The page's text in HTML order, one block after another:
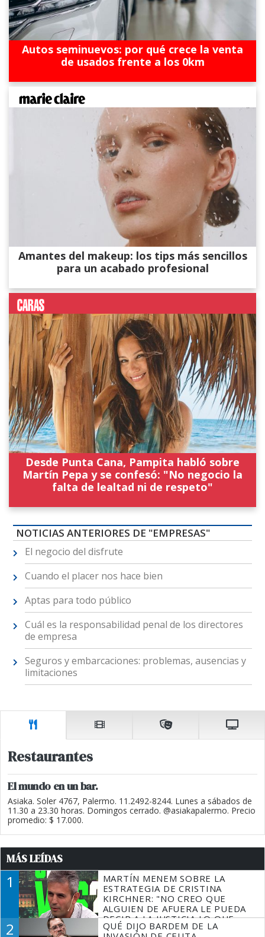
Autos seminuevos: por qué crece la venta
de usados frente a los 0km
Amantes del makeup: los tips más sencillos
para un acabado profesional
Desde Punta Cana, Pampita habló sobre
Martín Pepa y se confesó: "No negocio la
falta de lealtad ni de respeto"
NOTICIAS ANTERIORES DE "EMPRESAS"
El negocio del disfrute
Cuando el placer nos hace bien
Aptas para todo público
Cuál es la responsabilidad penal de los directores
de empresa
Seguros y embarcaciones: problemas, ausencias y
limitaciones
Restaurantes
El mundo en un bar.
Asiaka. Soler 4767, Palermo. 11.2492-8244. Lunes a sábados de
11.30 a 23.30 horas. Domingos cerrado. @asiakapalermo. Precio
promedio: $ 17.000.
MÁS LEÍDAS
1
MARTÍN MENEM SOBRE LA
ESTRATEGIA DE CRISTINA
KIRCHNER: "NO CREO QUE
ALGUIEN DE AFUERA LE PUEDA
DECIR A LA JUSTICIA LO QUE
TIENE QUE HACER"
2
QUÉ DIJO BARDEM DE LA